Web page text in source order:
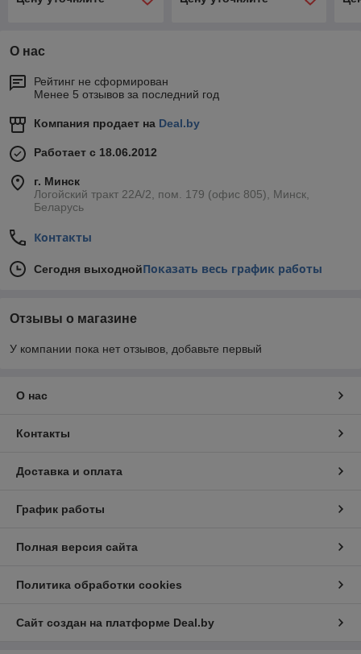
О нас
Рейтинг не сформирован
Менее 5 отзывов за последний год
Компания продает на Deal.by
Работает с 18.06.2012
г. Минск
Логойский тракт 22А/2, пом. 179 (офис 805), Минск,
Беларусь
Контакты
Сегодня выходнойПоказать весь график работы
Отзывы о магазине
У компании пока нет отзывов, добавьте первый
О нас
Контакты
Доставка и оплата
График работы
Полная версия сайта
Политика обработки cookies
Сайт создан на платформе Deal.by